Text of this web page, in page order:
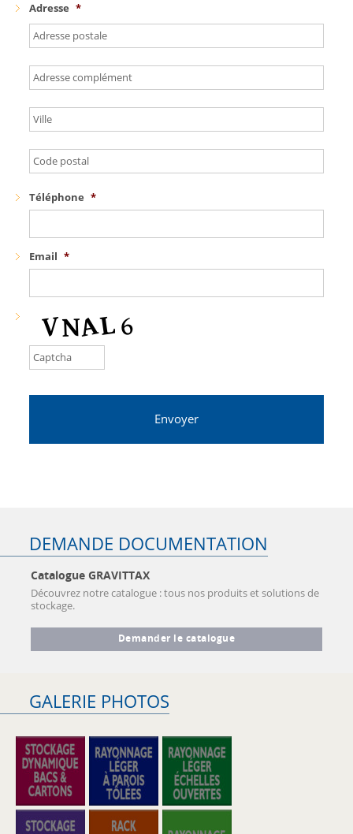
Adresse *
Téléphone *
Email *
DEMANDE DOCUMENTATION
Catalogue GRAVITTAX
Découvrez notre catalogue : tous nos produits et solutions de
stockage.
Demander le catalogue
GALERIE PHOTOS